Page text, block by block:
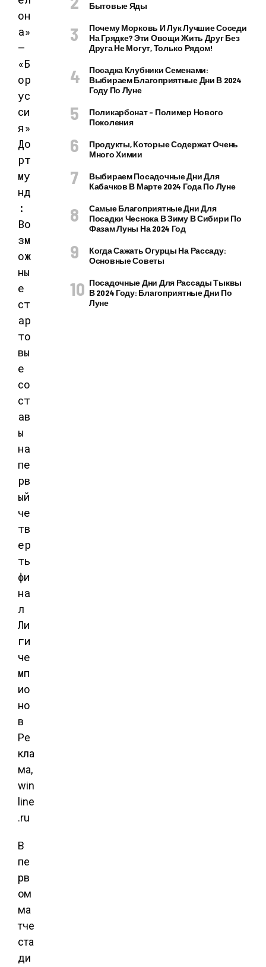
Ре
кла
ма,
win
line
.ru
В
пе
рв
ом
ма
тче
ста
ди
Бытовые Яды
Почему Морковь И Лук Лучшие Соседи
На Грядке? Эти Овощи Жить Друг Без
Друга Не Могут, Только Рядом!
Посадка Клубники Семенами:
Выбираем Благоприятные Дни В 2024
Году По Луне
Поликарбонат – Полимер Нового
Поколения
Продукты, Которые Содержат Очень
Много Химии
Выбираем Посадочные Дни Для
Кабачков В Марте 2024 Года По Луне
Самые Благоприятные Дни Для
Посадки Чеснока В Зиму В Сибири По
Фазам Луны На 2024 Год
Когда Сажать Огурцы На Рассаду:
Основные Советы
Посадочные Дни Для Рассады Тыквы
В 2024 Году: Благоприятные Дни По
Луне